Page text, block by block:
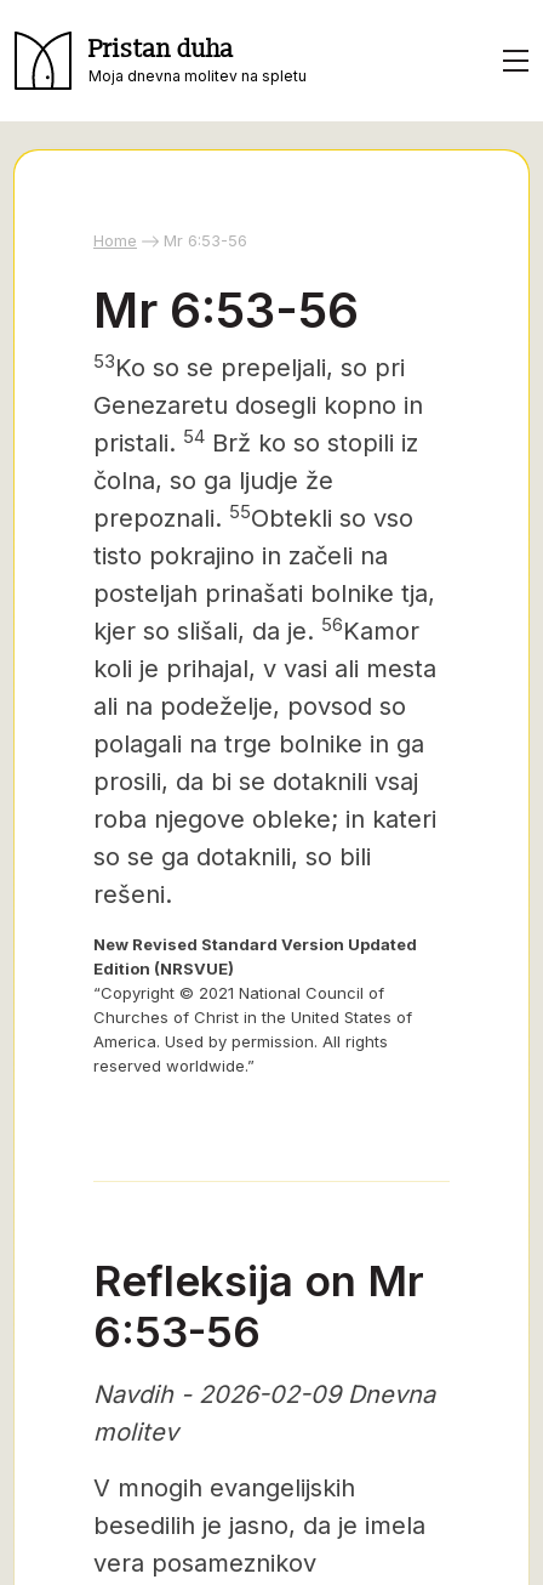
Pristan duha
Moja dnevna molitev na spletu
Home Mr 6:53-56
Mr 6:53-56
53Ko so se prepeljali, so pri
Genezaretu dosegli kopno in
pristali. 54 Brž ko so stopili iz
čolna, so ga ljudje že
prepoznali. 55Obtekli so vso
tisto pokrajino in začeli na
posteljah prinašati bolnike tja,
kjer so slišali, da je. 56Kamor
koli je prihajal, v vasi ali mesta
ali na podeželje, povsod so
polagali na trge bolnike in ga
prosili, da bi se dotaknili vsaj
roba njegove obleke; in kateri
so se ga dotaknili, so bili
rešeni.
New Revised Standard Version Updated
Edition (NRSVUE)
“Copyright © 2021 National Council of
Churches of Christ in the United States of
America. Used by permission. All rights
reserved worldwide.”
Refleksija on Mr
6:53-56
Navdih - 2026-02-09 Dnevna
molitev
V mnogih evangelijskih
besedilih je jasno, da je imela
vera posameznikov